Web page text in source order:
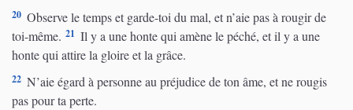
20 Observe le temps et garde-toi du mal, et n’aie pas à rougir de
toi-même. 21 Il y a une honte qui amène le péché, et il y a une
honte qui attire la gloire et la grâce.
22 N’aie égard à personne au préjudice de ton âme, et ne rougis
pas pour ta perte.